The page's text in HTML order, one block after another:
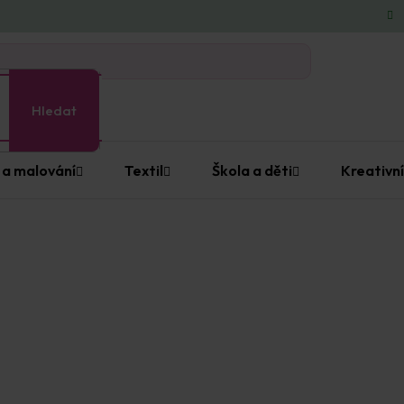
Hledat
malování Textil Škola a děti